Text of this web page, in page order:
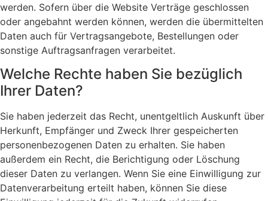
werden. Sofern über die Website Verträge geschlossen
oder angebahnt werden können, werden die übermittelten
Daten auch für Vertragsangebote, Bestellungen oder
sonstige Auftragsanfragen verarbeitet.
Welche Rechte haben Sie bezüglich
Ihrer Daten?
Sie haben jederzeit das Recht, unentgeltlich Auskunft über
Herkunft, Empfänger und Zweck Ihrer gespeicherten
personenbezogenen Daten zu erhalten. Sie haben
außerdem ein Recht, die Berichtigung oder Löschung
dieser Daten zu verlangen. Wenn Sie eine Einwilligung zur
Datenverarbeitung erteilt haben, können Sie diese